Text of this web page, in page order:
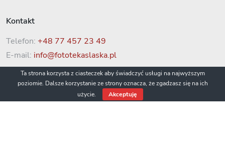
Kontakt
Telefon: +48 77 457 23 49
E-mail: info@fototekaslaska.pl
Ta strona korzysta z ciasteczek aby świadczyć usługi na najwyższym
poziomie. Dalsze korzystanie ze strony oznacza, że zgadzasz się na ich
użycie.
Akceptuję